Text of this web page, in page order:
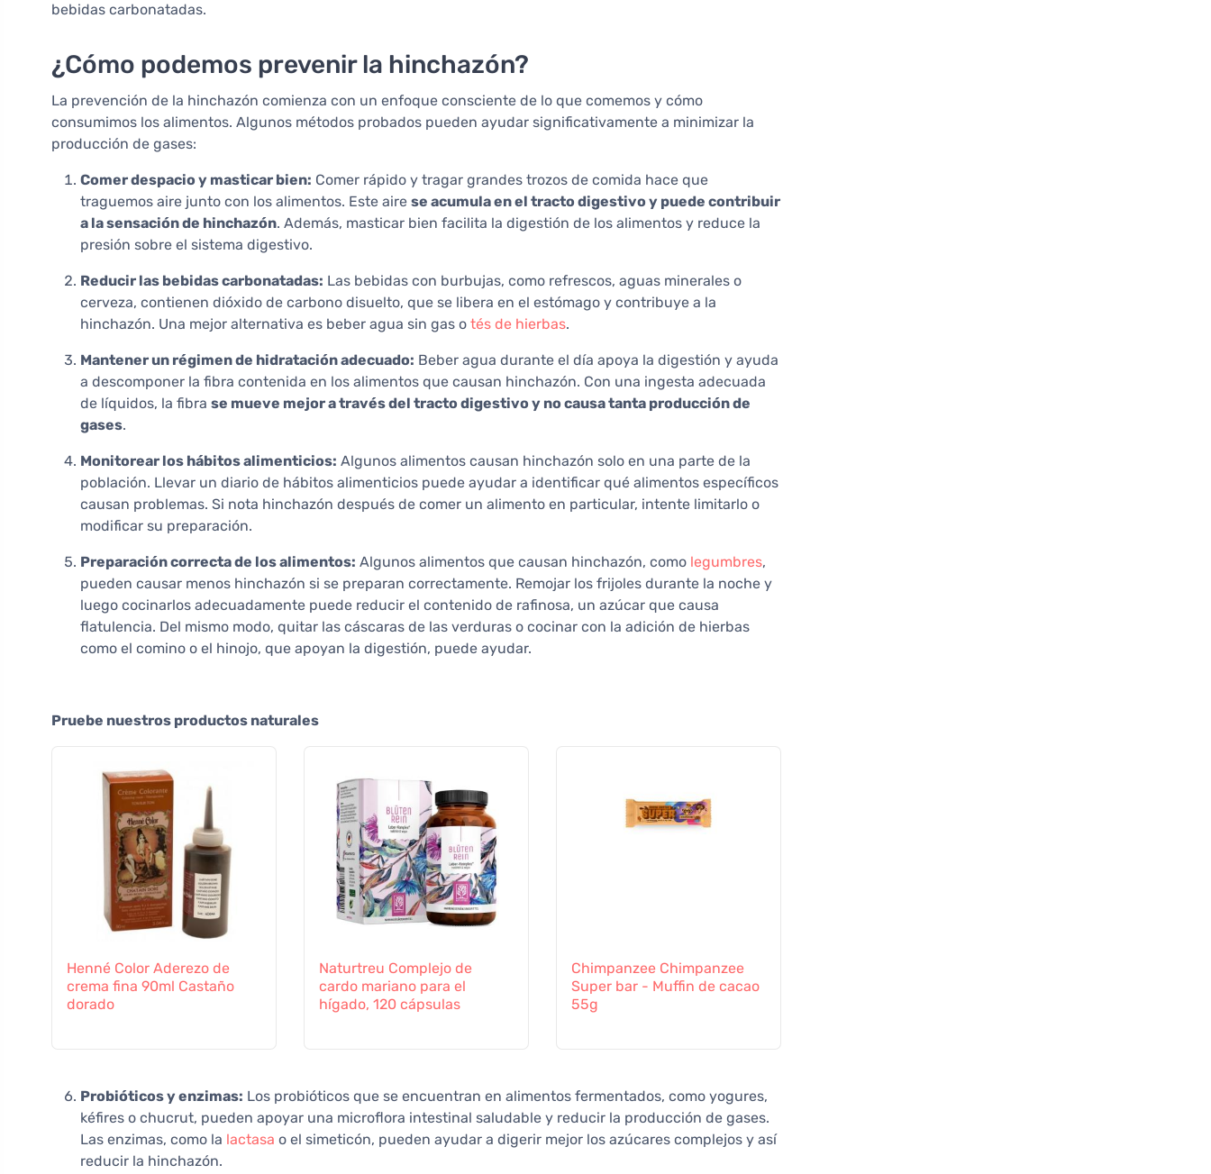
bebidas carbonatadas.
¿Cómo podemos prevenir la hinchazón?
La prevención de la hinchazón comienza con un enfoque consciente de lo que comemos y cómo
consumimos los alimentos. Algunos métodos probados pueden ayudar significativamente a minimizar la
producción de gases:
Comer despacio y masticar bien: Comer rápido y tragar grandes trozos de comida hace que
traguemos aire junto con los alimentos. Este aire se acumula en el tracto digestivo y puede contribuir
a la sensación de hinchazón. Además, masticar bien facilita la digestión de los alimentos y reduce la
presión sobre el sistema digestivo.
Reducir las bebidas carbonatadas: Las bebidas con burbujas, como refrescos, aguas minerales o
cerveza, contienen dióxido de carbono disuelto, que se libera en el estómago y contribuye a la
hinchazón. Una mejor alternativa es beber agua sin gas o tés de hierbas.
Mantener un régimen de hidratación adecuado: Beber agua durante el día apoya la digestión y ayuda
a descomponer la fibra contenida en los alimentos que causan hinchazón. Con una ingesta adecuada
de líquidos, la fibra se mueve mejor a través del tracto digestivo y no causa tanta producción de
gases.
Monitorear los hábitos alimenticios: Algunos alimentos causan hinchazón solo en una parte de la
población. Llevar un diario de hábitos alimenticios puede ayudar a identificar qué alimentos específicos
causan problemas. Si nota hinchazón después de comer un alimento en particular, intente limitarlo o
modificar su preparación.
Preparación correcta de los alimentos: Algunos alimentos que causan hinchazón, como legumbres,
pueden causar menos hinchazón si se preparan correctamente. Remojar los frijoles durante la noche y
luego cocinarlos adecuadamente puede reducir el contenido de rafinosa, un azúcar que causa
flatulencia. Del mismo modo, quitar las cáscaras de las verduras o cocinar con la adición de hierbas
como el comino o el hinojo, que apoyan la digestión, puede ayudar.
Pruebe nuestros productos naturales
Henné Color Aderezo de
crema fina 90ml Castaño
dorado
Naturtreu Complejo de
cardo mariano para el
hígado, 120 cápsulas
Chimpanzee Chimpanzee
Super bar - Muffin de cacao
55g
Probióticos y enzimas: Los probióticos que se encuentran en alimentos fermentados, como yogures,
kéfires o chucrut, pueden apoyar una microflora intestinal saludable y reducir la producción de gases.
Las enzimas, como la lactasa o el simeticón, pueden ayudar a digerir mejor los azúcares complejos y así
reducir la hinchazón.